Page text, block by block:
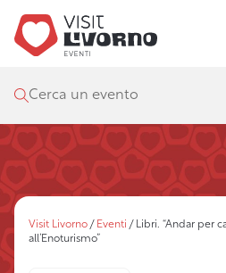
Cerca un evento
Visit Livorno / Eventi / Libri. “Andar per
all’Enoturismo”